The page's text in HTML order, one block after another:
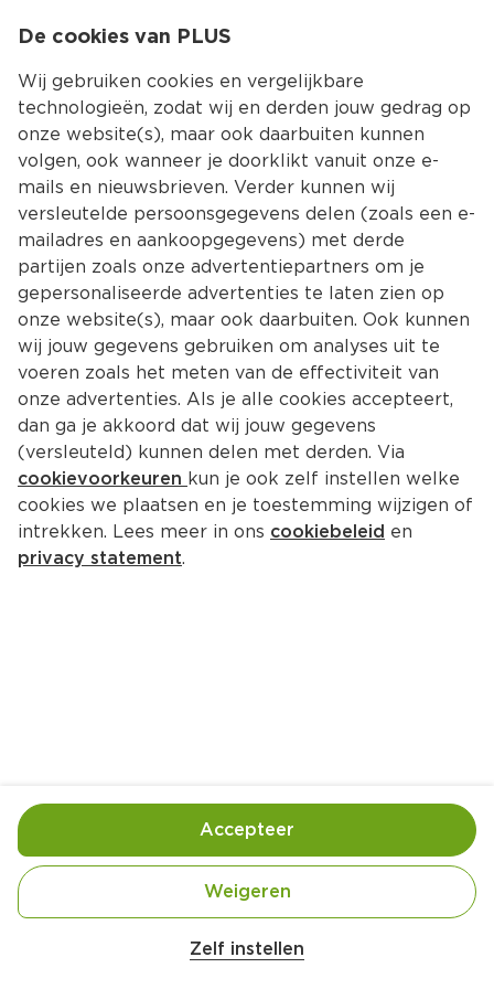
Kies jouw
Terug Producten
Uit de keuken van PLUS Falafel
zoete aardappel salade
Handige informatie over dit product
Uit de keuken van PLUS
De cookies van PLUS
Wij gebruiken cookies en vergelijkbare
technologieën, zodat wij en derden jouw gedrag op
onze website(s), maar ook daarbuiten kunnen
volgen, ook wanneer je doorklikt vanuit onze e-
mails en nieuwsbrieven. Verder kunnen wij
versleutelde persoonsgegevens delen (zoals een e-
mailadres en aankoopgegevens) met derde
partijen zoals onze advertentiepartners om je
gepersonaliseerde advertenties te laten zien op
onze website(s), maar ook daarbuiten. Ook kunnen
wij jouw gegevens gebruiken om analyses uit te
voeren zoals het meten van de effectiviteit van
onze advertenties. Als je alle cookies accepteert,
dan ga je akkoord dat wij jouw gegevens
(versleuteld) kunnen delen met derden. Via
cookievoorkeuren kun je ook zelf instellen welke
cookies we plaatsen en je toestemming wijzigen of
intrekken. Lees meer in ons cookiebeleid en
privacy statement.
Zelf instellen
Weigeren
Accepteer